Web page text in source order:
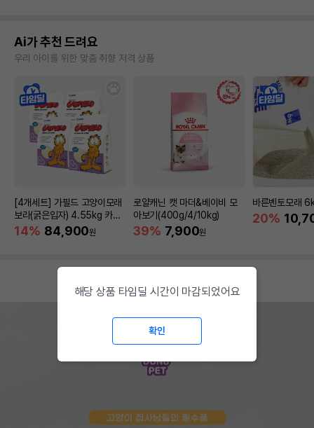
Ai가 추천 드려요
우리 아이를 위한 맞춤 취향 저격 상품
[4개세트] 가필드 고양이모래
보라(굵은입자) 4.55kg 카사
바모래
14% 84,900원
로얄캐닌 캣 마더&베이비 모
아보기(400g/4/10kg)
39% 7,900원
바른벤토모래
20%
해당 상품 타임딜 시간이 마감되었어요
확인